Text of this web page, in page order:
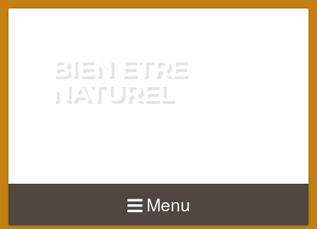
BIEN ETRE
NATUREL
Menu